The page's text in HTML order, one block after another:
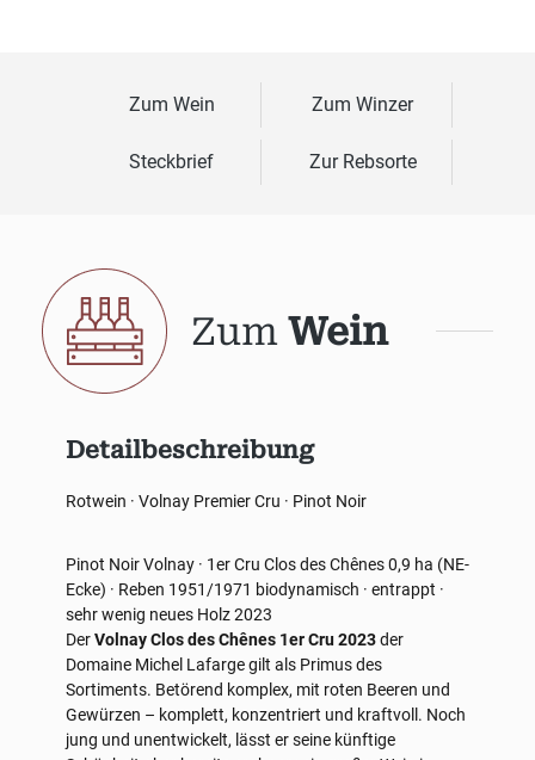
Zum Wein Zum Winzer
Steckbrief Zur Rebsorte
Zum Wein
Detailbeschreibung
Rotwein · Volnay Premier Cru · Pinot Noir
Pinot NoirVolnay · 1er Cru Clos des Chênes0,9 ha (NE-
Ecke) · Reben 1951/1971 biodynamisch · entrappt ·
sehr wenig neues Holz2023
DerVolnay Clos des Chênes 1er Cru 2023der
Domaine Michel Lafarge gilt als Primus des
Sortiments. Betörend komplex, mit roten Beeren und
Gewürzen – komplett, konzentriert und kraftvoll. Noch
jung und unentwickelt, lässt er seine künftige